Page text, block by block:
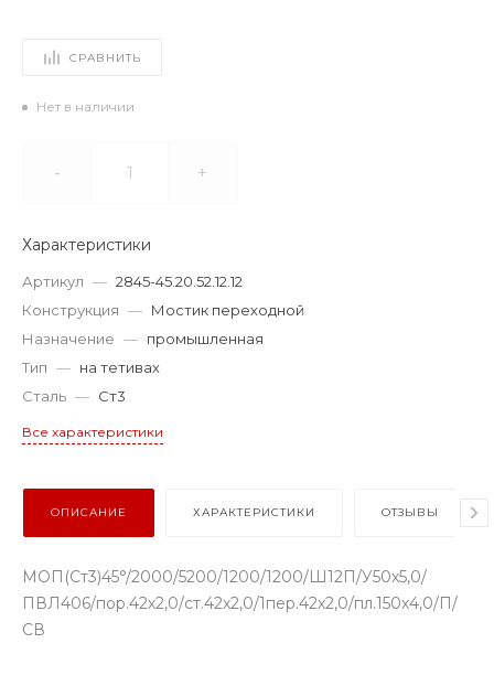
СРАВНИТЬ
Нет в наличии
- +
Характеристики
Артикул — 2845-45.20.52.12.12
Конструкция — Мостик переходной
Назначение — промышленная
Тип — на тетивах
Сталь — Ст3
Все характеристики
ОПИСАНИЕ ХАРАКТЕРИСТИКИ ОТЗЫВЫ
МОП(Ст3)45°/2000/5200/1200/1200/Ш12П/У50х5,0/
ПВЛ406/пор.42х2,0/ст.42х2,0/1пер.42х2,0/пл.150х4,0/П/
СВ